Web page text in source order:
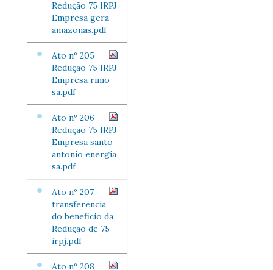
Redução 75 IRPJ
Empresa gera
amazonas.pdf
Ato nº 205
Redução 75 IRPJ
Empresa rimo
sa.pdf
Ato nº 206
Redução 75 IRPJ
Empresa santo
antonio energia
sa.pdf
Ato nº 207
transferencia
do beneficio da
Redução de 75
irpj.pdf
Ato nº 208